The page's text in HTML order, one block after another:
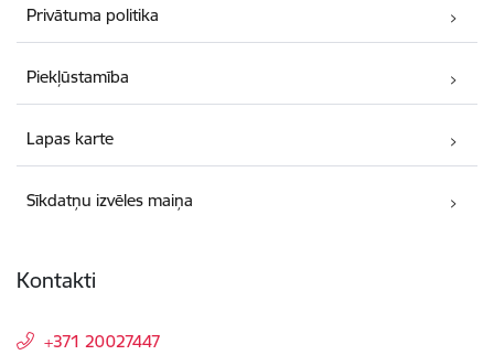
Privātuma politika
Piekļūstamība
Lapas karte
Sīkdatņu izvēles maiņa
Kontakti
+371 20027447